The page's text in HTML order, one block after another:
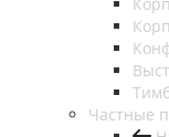
Частные